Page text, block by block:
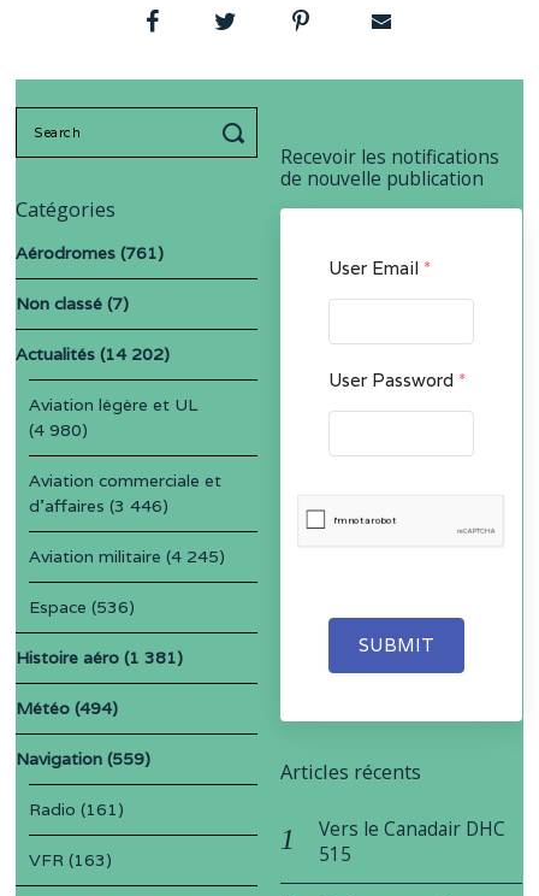
Recevoir les notifications
de nouvelle publication
User Email *
User Password *
SUBMIT
Catégories
Aérodromes (761)
Non classé (7)
Actualités (14 202)
Aviation légère et UL
(4 980)
Aviation commerciale et
d'affaires (3 446)
Aviation militaire (4 245)
Espace (536)
Histoire aéro (1 381)
Météo (494)
Navigation (559)
Radio (161)
VFR (163)
Articles récents
Vers le Canadair DHC
515